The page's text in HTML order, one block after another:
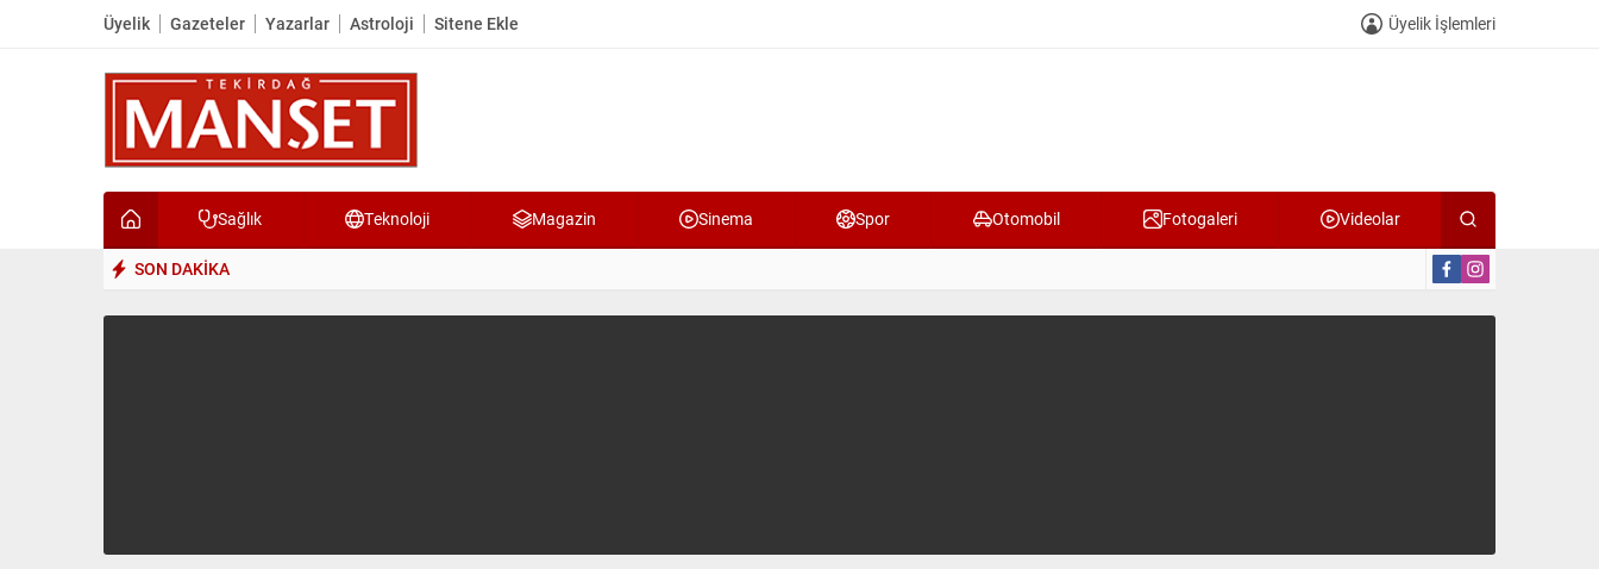
Üyelik Gazeteler Yazarlar Astroloji Sitene Ekle Üyelik İşlemleri
Sağlık Teknoloji Magazin Sinema Spor Otomobil Fotogaleri Videolar
SON DAKİKA